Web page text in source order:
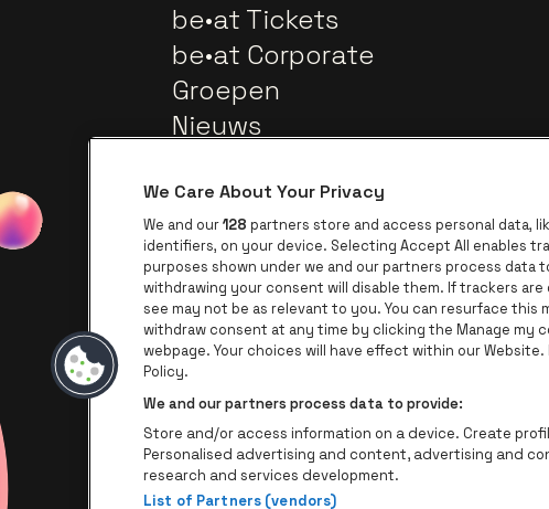
be•at Tickets
be•at Corporate
Groepen
Nieuws
Ga naar de website van AFAS Software logo
Ga naar de website
We Care About Your Privacy
We and our128 partners store and access personal data,
identifiers, on your device. Selecting Accept All enables
purposes shown under we and our partners process data
withdrawing your consent will disable them. If trackers
see may not be as relevant to you. You can resurface this
withdraw consent at any time by clicking the Manage my
webpage. Your choices will have effect within our
Policy.
We and our partners process data to provide:
Store and/or access information on a device. Create
Personalised advertising and content, advertising and
research and services development.
List of Partners (vendors)